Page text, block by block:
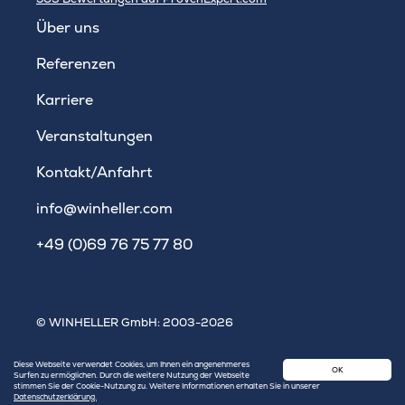
OK
Diese Webseite verwendet Cookies, um Ihnen ein angenehmeres
Surfen zu ermöglichen. Durch die weitere Nutzung der Webseite
stimmen Sie der Cookie-Nutzung zu. Weitere Informationen erhalten Sie in unserer
Datenschutzerklärung.
Über uns
Referenzen
Karriere
Veranstaltungen
Kontakt/Anfahrt
info@winheller.com
+49 (0)69 76 75 77 80
© WINHELLER GmbH: 2003-2026